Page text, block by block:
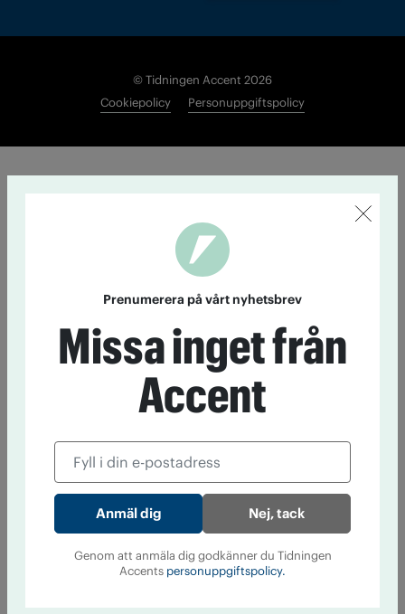
© Tidningen Accent 2026
Cookiepolicy
Personuppgiftspolicy
Prenumerera på vårt nyhetsbrev
Missa inget från
Accent
Nej, tack
Genom att anmäla dig godkänner du Tidningen
Accents personuppgiftspolicy.